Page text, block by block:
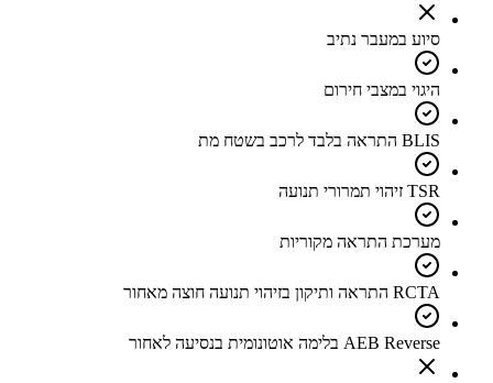
סיוע במעבר נתיב
היגוי במצבי חירום
BLIS התראה בלבד לרכב בשטח מת
TSR זיהוי תמרורי תנועה
מערכת התראה מקוריות
RCTA התראה ותיקון בזיהוי תנועה חוצה מאחור
AEB Reverse בלימה אוטונומית בנסיעה לאחור